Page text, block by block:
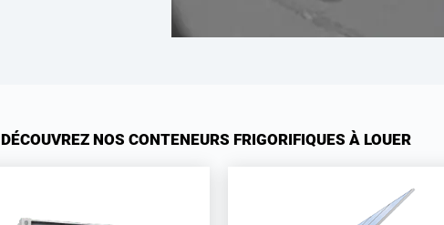
DÉCOUVREZ NOS CONTENEURS FRIGORIFIQUES À LOUER